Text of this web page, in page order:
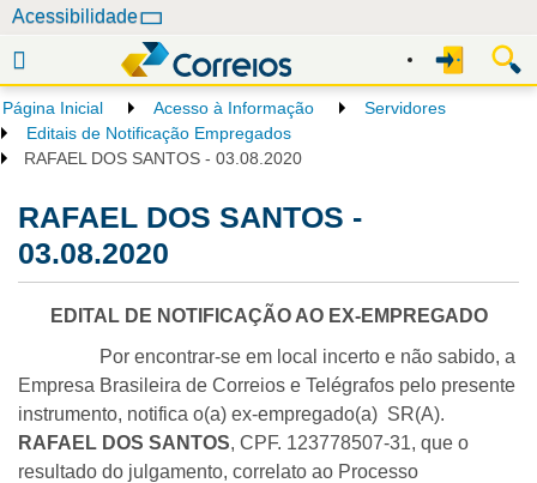
e
g
a
Acessibilidade
Página Inicial Acesso à Informação
Servidores
Editais de Notificação Empregados
RAFAEL DOS SANTOS - 03.08.2020
RAFAEL DOS SANTOS -
03.08.2020
EDITAL DE NOTIFICAÇÃO AO EX-EMPREGADO
Por encontrar-se em local incerto e não sabido, a
Empresa Brasileira de Correios e Telégrafos pelo presente
instrumento, notifica o(a) ex-empregado(a) SR(A).
RAFAEL DOS SANTOS, CPF. 123778507-31, que o
resultado do julgamento, correlato ao Processo